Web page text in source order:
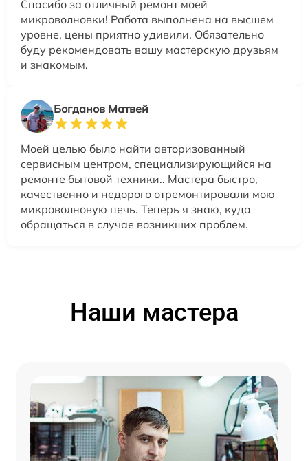
Спасибо за отличный ремонт моей
микроволновки! Работа выполнена на высшем
уровне, цены приятно удивили. Обязательно
буду рекомендовать вашу мастерскую друзьям
и знакомым.
Богданов Матвей
Моей целью было найти авторизованный
сервисным центром, специализирующийся на
ремонте бытовой техники.. Мастера быстро,
качественно и недорого отремонтировали мою
микроволновую печь. Теперь я знаю, куда
обращаться в случае возникших проблем.
Наши мастера